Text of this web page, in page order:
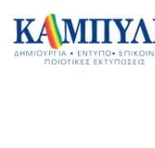
Skip
content